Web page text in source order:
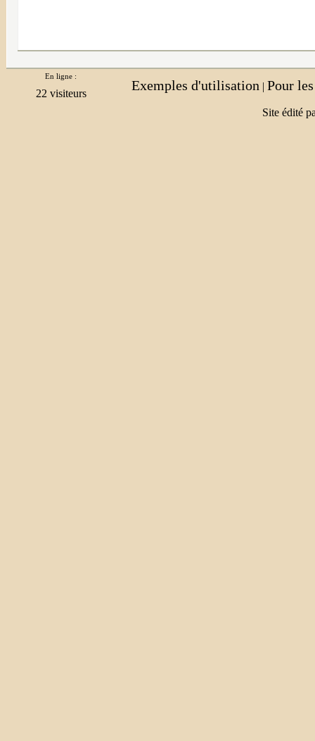
En ligne :
Exemples d'utilisation | Pour
Site édité